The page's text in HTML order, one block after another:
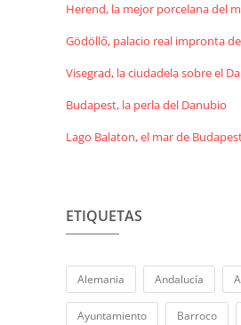
Herend, la mejor porcelana del
Gödöllő, palacio real impronta de
Visegrad, la ciudadela sobre el
Budapest, la perla del Danubio
Lago Balaton, el mar de
ETIQUETAS
Alemania Andalucía
Ayuntamiento Barroco